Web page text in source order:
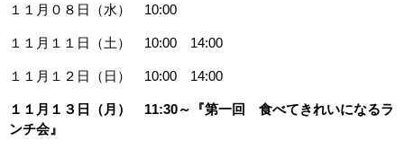
１１月０８日（水） 10:00
１１月１１日（土） 10:00 14:00
１１月１２日（日） 10:00 14:00
１１月１３日（月） 11:30～『第一回 食べてきれいになるラ
ンチ会』